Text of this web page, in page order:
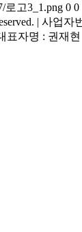
로고3_1.png 0 0
| 사업자
표자명 : 권재현